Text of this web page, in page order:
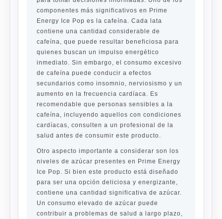
componentes más significativos en Prime
Energy Ice Pop es la cafeína. Cada lata
contiene una cantidad considerable de
cafeína, que puede resultar beneficiosa para
quienes buscan un impulso energético
inmediato. Sin embargo, el consumo excesivo
de cafeína puede conducir a efectos
secundarios como insomnio, nerviosismo y un
aumento en la frecuencia cardíaca. Es
recomendable que personas sensibles a la
cafeína, incluyendo aquellos con condiciones
cardíacas, consulten a un profesional de la
salud antes de consumir este producto.
Otro aspecto importante a considerar son los
niveles de azúcar presentes en Prime Energy
Ice Pop. Si bien este producto está diseñado
para ser una opción deliciosa y energizante,
contiene una cantidad significativa de azúcar.
Un consumo elevado de azúcar puede
contribuir a problemas de salud a largo plazo,